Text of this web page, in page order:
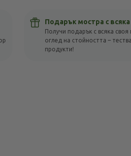
Подарък мостра с
Получи подарък с всяка своя
оглед на стойността –
продукти!